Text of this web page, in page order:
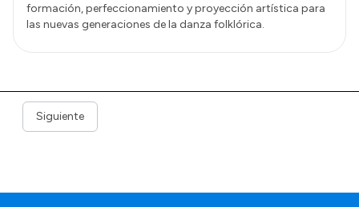
formación, perfeccionamiento y proyección artística para
las nuevas generaciones de la danza folklórica.
Siguiente